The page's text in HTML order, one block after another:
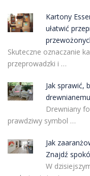
Kartony
ułatwić
Skuteczne oznaczanie
przeprowadzki i …
Jak sprawić,
Drewniany
prawdziwy symbol …
Jak
Znajdź
W